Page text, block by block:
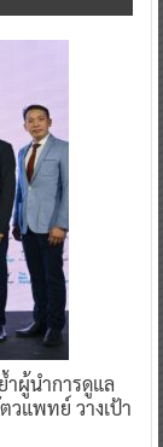
ผู้นำการดูแล
แพทย์ วางเป้า